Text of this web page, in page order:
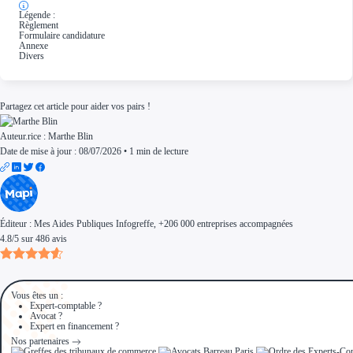
Légende :
Règlement
Formulaire candidature
Annexe
Divers
Partagez cet article pour aider vos pairs !
Auteur.rice : Marthe Blin
Date de mise à jour : 08/07/2026 • 1 min de lecture
Éditeur : Mes Aides Publiques Infogreffe , +206 000 entreprises accompagnées
4.8/5 sur 486 avis
Vous êtes un :
Expert-comptable ?
Avocat ?
Expert en financement ?
Nos partenaires